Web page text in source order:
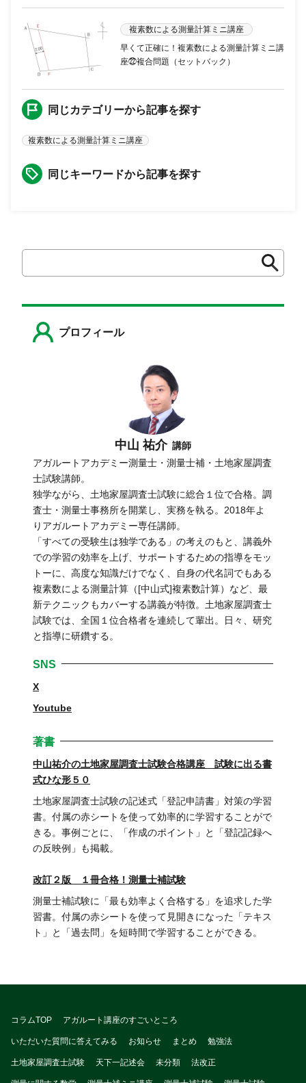
複素数による測量計算ミニ講座
早くて正確に！複素数による測量計算ミニ講
座㉒複合問題（セットバック）
同じカテゴリーから記事を探す
複素数による測量計算ミニ講座
同じキーワードから記事を探す
索
検
プロフィール
中山 祐介 講師
アガルートアカデミー測量士・測量士補・土地家屋調査
士試験講師。
独学ながら、土地家屋調査士試験に総合１位で合格。調
査士・測量士事務所を開業し、実務を執る。2018年よ
りアガルートアカデミー専任講師。
「すべての受験生は独学である」の考えのもと、講義外
での学習の効率を上げ、サポートするための指導をモッ
トーに、高度な知識だけでなく、自身の代名詞でもある
複素数による測量計算（[中山式]複素数計算）など、最
新テクニックもカバーする講義が特徴。土地家屋調査士
試験では、全国１位合格者を連続して輩出。日々、研究
と指導に研鑽する。
SNS
X
Youtube
著書
中山祐介の土地家屋調査士試験合格講座 試験に出る書
式ひな形５０
土地家屋調査士試験の記述式「登記申請書」対策の学習
書。付属の赤シートを使って効率的に学習することがで
きる。事例ごとに、「作成のポイント」と「登記記録へ
の反映例」も掲載。
改訂２版 １冊合格！測量士補試験
測量士補試験に「最も効率よく合格する」を追求した学
習書。付属の赤シートを使って見開きになった「テキス
ト」と「過去問」を短時間で学習することができる。
コラムTOP アガルート講座のすごいところ
いただいた質問に答えてみる お知らせ まとめ 勉強法
土地家屋調査士試験 天下一記述会 未分類 法改正